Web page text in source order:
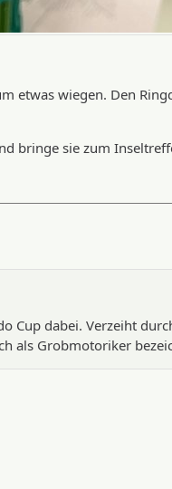
etwas wiegen. Den
bringe sie zum
Cup dabei. Verzeiht
als Grobmotoriker